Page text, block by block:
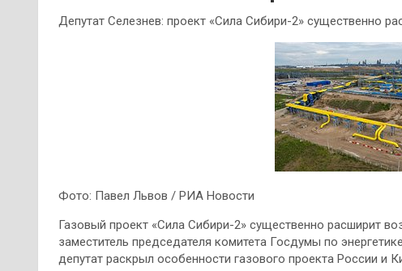
Депутат Селезнев: проект «Сила Сибири-2» существенно
Фото: Павел Львов / РИА Новости
Газовый проект «Сила Сибири-2» существенно расширит
заместитель председателя комитета Госдумы по
депутат раскрыл особенности газового проекта России и